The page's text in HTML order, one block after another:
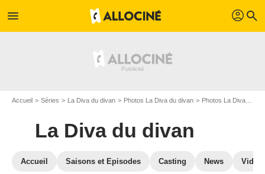
menu profil search
Accueil Séries La Diva du divan Photos La Diva du divan Photos La Diva du divan S01
La Diva du divan
Accueil Saisons et Episodes Casting News